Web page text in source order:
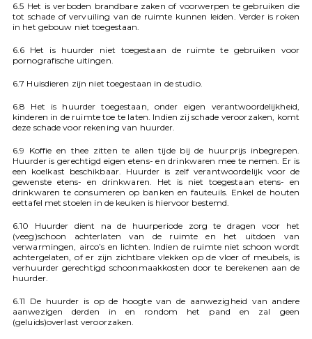
6.5 Het is verboden brandbare zaken of voorwerpen te gebruiken die
tot schade of vervuiling van de ruimte kunnen leiden. Verder is roken
in het gebouw niet toegestaan.
6.6 Het is huurder niet toegestaan de ruimte te gebruiken voor
pornografische uitingen.
6.7 Huisdieren zijn niet toegestaan in de studio.
6.8 Het is huurder toegestaan, onder eigen verantwoordelijkheid,
kinderen in de ruimte toe te laten. Indien zij schade veroorzaken, komt
deze schade voor rekening van huurder.
6.9 Koffie en thee zitten te allen tijde bij de huurprijs inbegrepen.
Huurder is gerechtigd eigen etens- en drinkwaren mee te nemen. Er is
een koelkast beschikbaar. Huurder is zelf verantwoordelijk voor de
gewenste etens- en drinkwaren. Het is niet toegestaan etens- en
drinkwaren te consumeren op banken en fauteuils. Enkel de houten
eettafel met stoelen in de keuken is hiervoor bestemd.
6.10 Huurder dient na de huurperiode zorg te dragen voor het
(veeg)schoon achterlaten van de ruimte en het uitdoen van
verwarmingen, airco’s en lichten. Indien de ruimte niet schoon wordt
achtergelaten, of er zijn zichtbare vlekken op de vloer of meubels, is
verhuurder gerechtigd schoonmaakkosten door te berekenen aan de
huurder.
6.11 De huurder is op de hoogte van de aanwezigheid van andere
aanwezigen derden in en rondom het pand en zal geen
(geluids)overlast veroorzaken.